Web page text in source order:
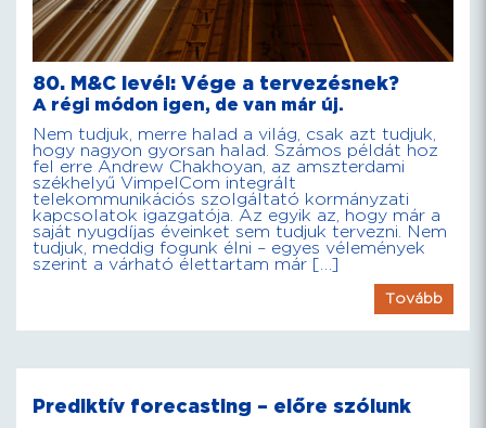
80. M&C levél: Vége a tervezésnek?
A régi módon igen, de van már új.
Nem tudjuk, merre halad a világ, csak azt tudjuk,
hogy nagyon gyorsan halad. Számos példát hoz
fel erre Andrew Chakhoyan, az amszterdami
székhelyű VimpelCom integrált
telekommunikációs szolgáltató kormányzati
kapcsolatok igazgatója. Az egyik az, hogy már a
saját nyugdíjas éveinket sem tudjuk tervezni. Nem
tudjuk, meddig fogunk élni – egyes vélemények
szerint a várható élettartam már […]
Tovább
Prediktív forecasting – előre szólunk